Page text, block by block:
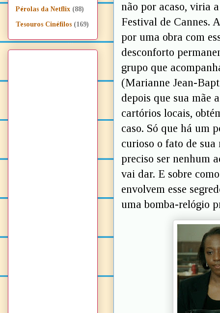
não por acaso, viria
Festival de Cannes.
por uma obra com
desconforto
grupo que
(Marianne Jean-
depois que sua mãe
cartórios locais,
caso. Só que há um
curioso o fato de sua
preciso ser nenhum
vai dar. E sobre
envolvem esse
uma bomba-relógio
Pérolas da Netflix (88)
Tesouros Cinéfilos (169)